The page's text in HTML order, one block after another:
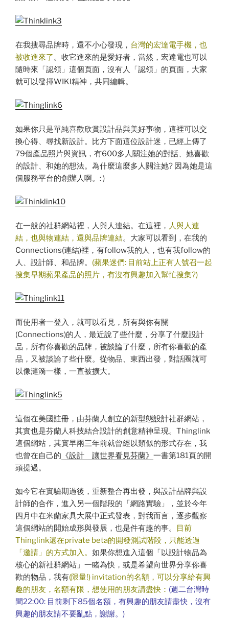
在我搜尋品牌時，還不小心發現， 台灣的宏達電手機，也
被收進來了。收它進來的是愛好者，當然，宏達電也可以
隨時來「認領」這個頁面，沒有人「認領」的頁面，大家
就可以發揮WIKI精神，共同編輯。
如果你只是單純喜歡欣賞設計品與美好事物，這裡可以交
換心得、尋找新設計。比方下面這位設計迷，已經上傳了
79個產品照片與資訊，有600多人關注她的對話、她喜歡
的設計、和她的想法。為什麼這麼多人關注她? 因為她是這
個服務平台的創辦人啊。: )
在一般的社群網站裡，人與人連結。在這裡， 人與人連
結，也與物連結，還與品牌連結。大家可以看到，在我的
Connections(連結)裡，有follow我的人，也有我follow的
人、設計師、和品牌。 (蘋果迷們: 目前站上正有人號召一起
搜集早期蘋果產品的照片，有沒有興趣加入幫忙搜集?)
而使用者一登入，就可以看見，所有與你有關
(Connections)的人，最近說了些什麼，分享了什麼設計
品，所有你喜歡的品牌，被談論了什麼，所有你喜歡的產
品，又被談論了些什麼。從物品、東西出發，對話圈就可
以像漣漪一樣，一直被擴大。
這個在美國註冊，由芬蘭人創立的新型態設計社群網站，
其實也是芬蘭人科技結合設計的創意精神呈現。Thinglink
這個網站，其實早兩三年前就曾經以類似的形式存在，我
也曾在自己的 《設計 讓世界看見芬蘭》 一書第181頁的開
頭提過。
如今它在實驗期過後，重新整合再出發，與設計品牌與設
計師的合作，進入另一個階段的「網路實驗」，並於今年
四月中在米蘭家具大展中正式發表，對我而言，逐步觀察
這個網站的開始成形與發展，也是件有趣的事。
目前
Thinglink還在private beta的開發測試階段，只能透過
「邀請」的方式加入。 如果你想進入這個「以設計物品為
核心的新社群網站」一睹為快，或是希望向世界分享你喜
歡的物品，我有(限量!) invitation的名額，可以分享給有興
趣的朋友 ，名額有限，想使用的朋友請盡快： (週二台灣時
間22:00: 目前剩下85個名額，有興趣的朋友請盡快，沒有
興趣的朋友請不要亂點，謝謝。)